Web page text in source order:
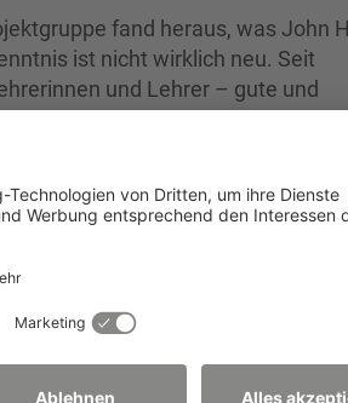
fand heraus, was John
ist nicht wirklich neu. Seit
und Lehrer – gute und
haben: „Ich hatte schlechte
oder nur ein schlechter Witz?
Unterrichtsgestaltung. Sie achten
ihre Schüler ihnen geistig folgen
motiviert und emotional stabil. Sie
gelegentliche „Ausrutscher“ der
lässlichen Provokationen Spaß